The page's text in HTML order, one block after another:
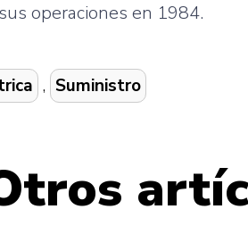
operaciones en 1984.
, Suministro